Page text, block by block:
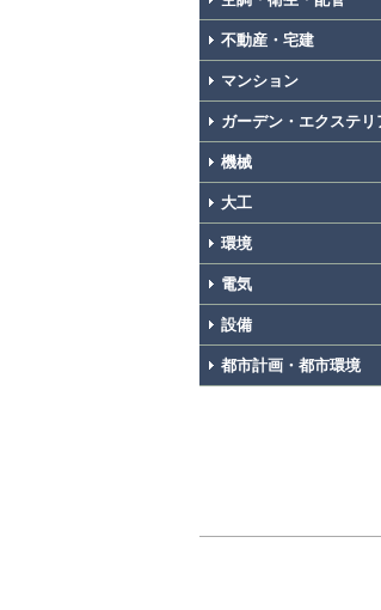
不動産・宅建
マンション
ガーデン・エクステリ
機械
大工
環境
電気
設備
都市計画・都市環境